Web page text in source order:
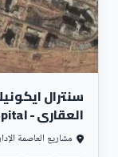
سنترال
العقاري - Central Iconic Tower New Capital
مشاريع العاصمة